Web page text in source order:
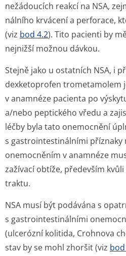
nežádoucích reakcí na NSA,
nálního krvácení a perforace,
(viz bod 4.2). Tito pacienti by
nejnižší možnou dávkou.
Stejně jako u ostatních NSA, i
dexketoprofen trometamolem
v anamnéze pacienta po
a/nebo peptického vředu a
léčby byla tato onemocnění
s gastrointes­tinálními
onemocněním v anamnéze
zažívací obtíže, především
traktu.
NSA musí být podávána s
s gastrointes­tinálními
(ulcerózní kolitida, Crohnova
stav by se mohl zhoršit (viz